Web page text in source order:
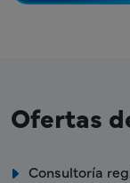
Ofertas
Consultoría